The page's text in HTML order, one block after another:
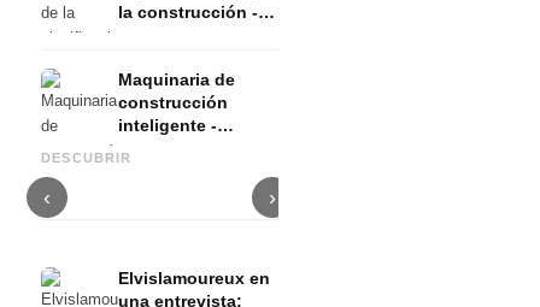
la construcción -
Artificial)
Maquinaria de
construcción
inteligente -
DESCUBRIR
‹
Visualización 4D - Inmobiliaria
›
Elvislamoureux en
una entrevista: